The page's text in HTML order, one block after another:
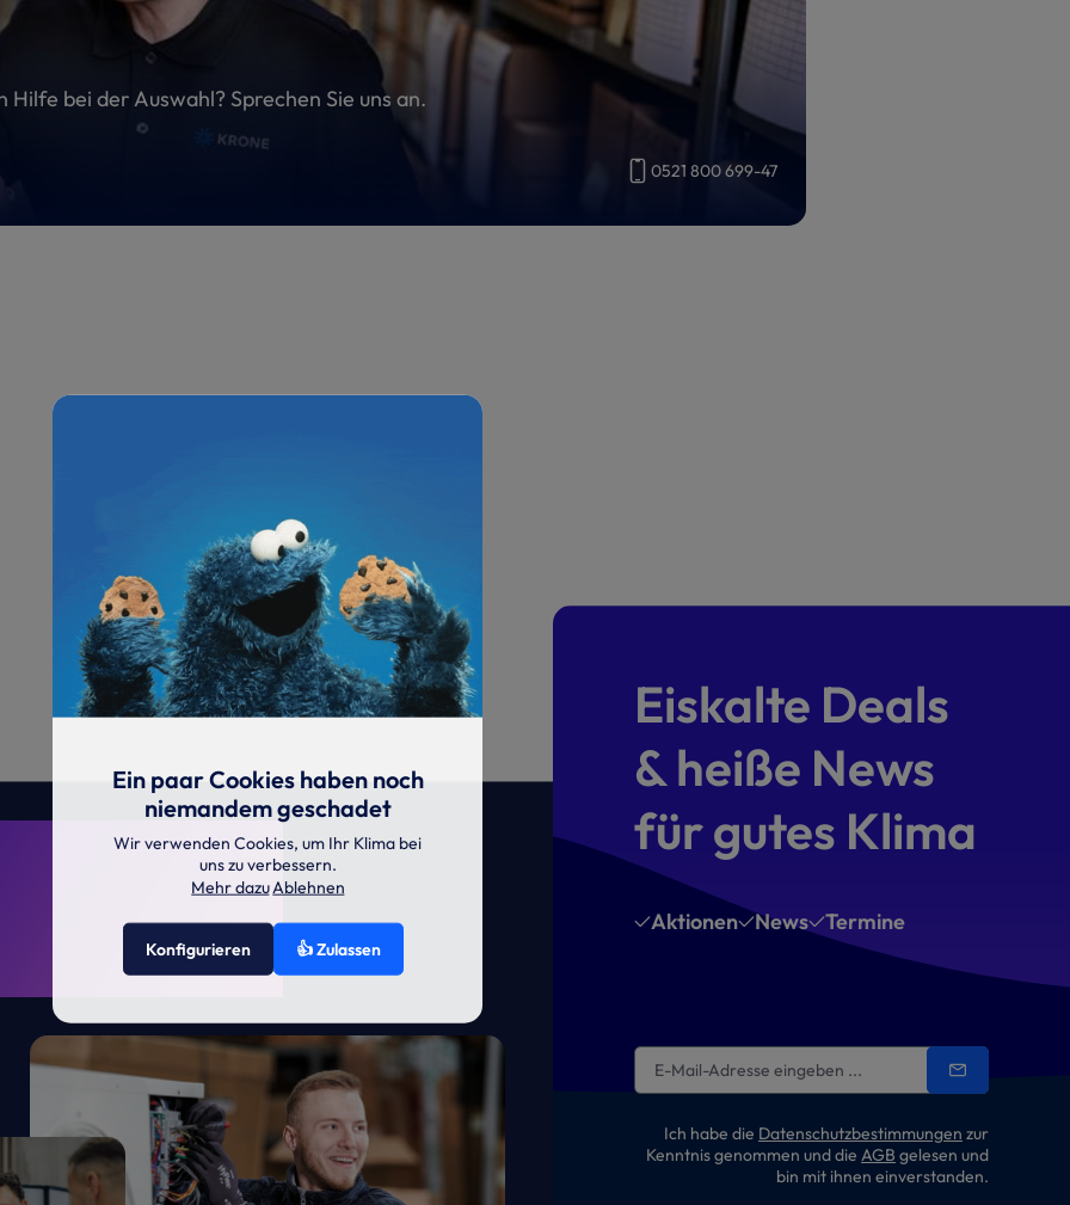
bei der Auswahl? Sprechen Sie uns an.
0521 800 699-47
Eiskalte Deals
& heiße News
für gutes Klima
Aktionen News Termine
Ich habe die Datenschutzbestimmungen zur
Kenntnis genommen und die AGB gelesen und
bin mit ihnen einverstanden.
Ein paar Cookies haben noch
niemandem geschadet
Wir verwenden Cookies, um Ihr Klima bei
uns zu verbessern.
Mehr dazuAblehnen
Konfigurieren 👍 Zulassen